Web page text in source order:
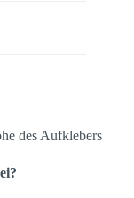
des Aufklebers